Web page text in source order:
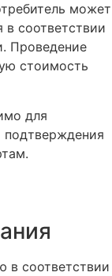
может
в соответствии
Проведение
стоимость
для
в соответствии